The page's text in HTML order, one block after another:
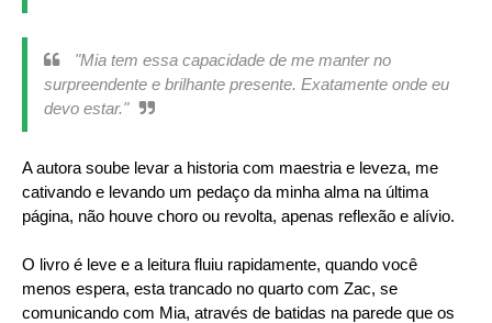
"Mia tem essa capacidade de me manter no
surpreendente e brilhante presente. Exatamente onde eu
devo estar."
A autora soube levar a historia com maestria e leveza, me
cativando e levando um pedaço da minha alma na última
página, não houve choro ou revolta, apenas reflexão e alívio.
O livro é leve e a leitura fluiu rapidamente, quando você
menos espera, esta trancado no quarto com Zac, se
comunicando com Mia, através de batidas na parede que os